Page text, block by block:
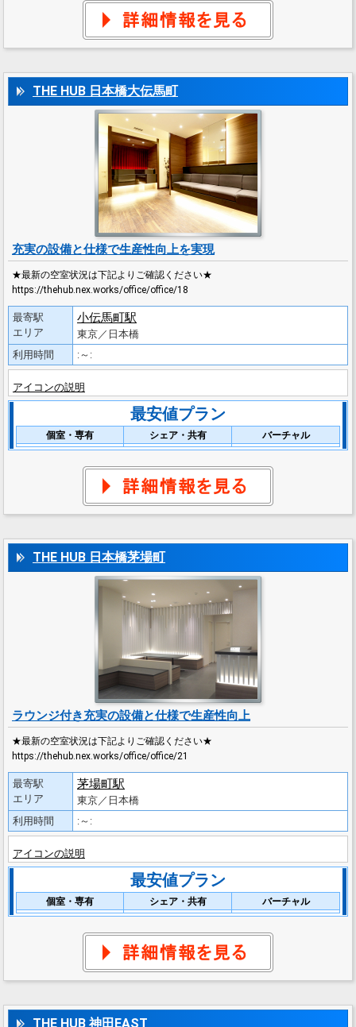
THE HUB 日本橋大伝馬町
充実の設備と仕様で生産性向上を実現
★最新の空室状況は下記よりご確認ください★
https://thehub.nex.works/office/office/18
最寄駅
エリア
小伝馬町駅
東京／日本橋
利用時間
:～:
アイコンの説明
最安値プラン
個室・専有 シェア・共有 バーチャル
THE HUB 日本橋茅場町
ラウンジ付き充実の設備と仕様で生産性向上
★最新の空室状況は下記よりご確認ください★
https://thehub.nex.works/office/office/21
最寄駅
エリア
茅場町駅
東京／日本橋
利用時間
:～:
アイコンの説明
最安値プラン
個室・専有 シェア・共有 バーチャル
THE HUB 神田EAST